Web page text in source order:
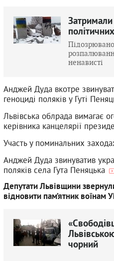
Затримали
ненависті
Анджей Дуда вкотре
геноциді поляків у Гуті
Львівська облрада вимагає
керівника канцелярії
Участь у поминальних
Анджей Дуда звинуватив
поляків села Гута Пеняцька
Депутати Львівщини
відновити пам’ятник воїнам
чорний